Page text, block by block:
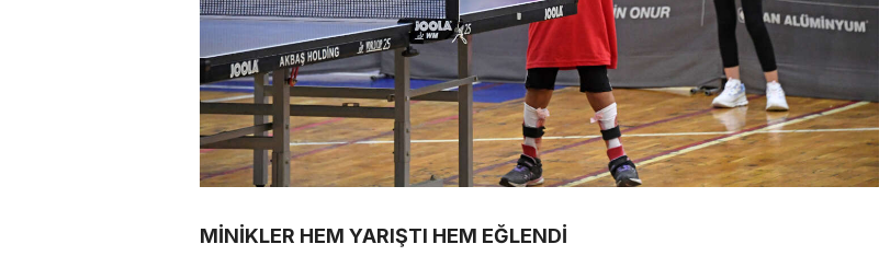
MİNİKLER HEM YARIŞTI HEM EĞLENDİ